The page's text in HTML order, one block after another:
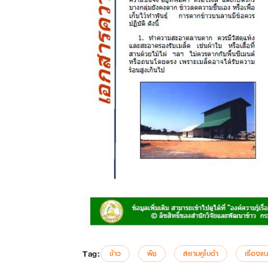
Tag: ข้าว พืช สยามคูโบต้า เรื่องแ